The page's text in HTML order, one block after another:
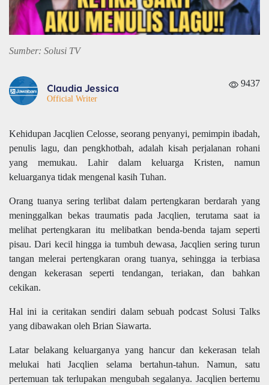
Sumber: Solusi TV
Claudia Jessica
Official Writer
9437
Kehidupan Jacqlien Celosse, seorang penyanyi, pemimpin ibadah,
penulis lagu, dan pengkhotbah, adalah kisah perjalanan rohani
yang memukau. Lahir dalam keluarga Kristen, namun
keluarganya tidak mengenal kasih Tuhan.
Orang tuanya sering terlibat dalam pertengkaran berdarah yang
meninggalkan bekas traumatis pada Jacqlien, terutama saat ia
melihat pertengkaran itu melibatkan benda-benda tajam seperti
pisau. Dari kecil hingga ia tumbuh dewasa, Jacqlien sering turun
tangan melerai pertengkaran orang tuanya, sehingga ia terbiasa
dengan kekerasan seperti tendangan, teriakan, dan bahkan
cekikan.
Hal ini ia ceritakan sendiri dalam sebuah podcast Solusi Talks
yang dibawakan oleh Brian Siawarta.
Latar belakang keluarganya yang hancur dan kekerasan telah
melukai hati Jacqlien selama bertahun-tahun. Namun, satu
pertemuan tak terlupakan mengubah segalanya. Jacqlien bertemu